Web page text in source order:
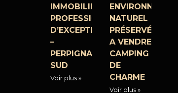
IMMOBILIER
PROFESSIONNEL
D’EXCEPTION
–
PERPIGNAN
SUD
Voir plus »
ENVIRONNEMENT
NATUREL
PRÉSERVÉ,
A VENDRE
CAMPING
DE
CHARME
Voir plus »